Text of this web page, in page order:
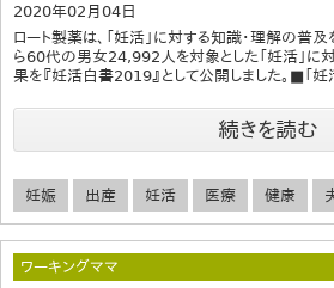
2020年02月04日
ロート製薬は、「妊活」に対する知識・理解の普
ら60代の男女24,992人を対象とした「妊活」に
果を『妊活白書2019』として公開しました。■「妊
続きを読む
妊娠 出産 妊活 医療 健康
ワーキングママ